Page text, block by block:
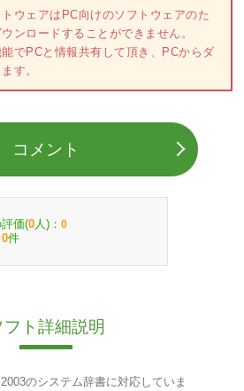
ウェアはPC向けのソフトウェアのた
ンロードすることができません。
でPCと情報共有して頂き、PCからダ
す。
コメント
価(0 人)： 0
0件
フト詳細説明
のシステム辞書に対応していま